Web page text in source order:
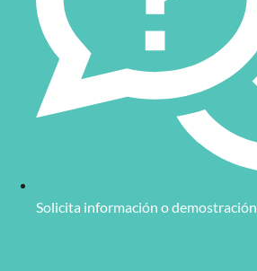
Solicita información o demostración